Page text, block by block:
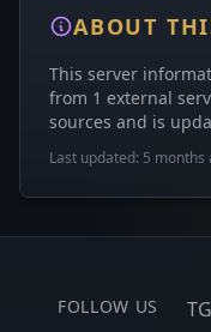
ABOUT
This server
from 1 external
sources and is
Last updated: 5 months
FOLLOW US